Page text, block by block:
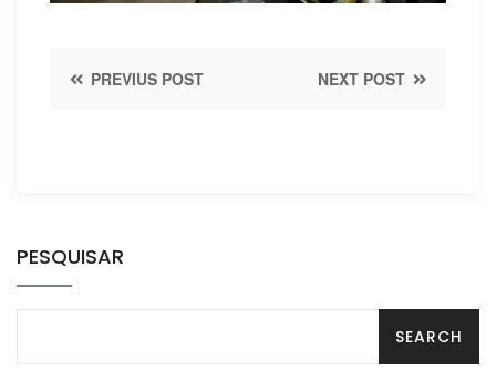
PREVIUS POST NEXT POST
PESQUISAR